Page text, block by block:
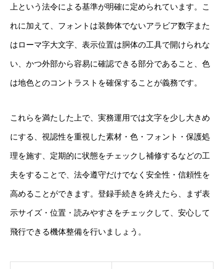
上という法令による基準が明確に定められています。こ
れに加えて、フォントは装飾体でないアラビア数字また
はローマ字大文字、表示位置は胴体の工具で開けられな
い、かつ外部から容易に確認できる部分であること、色
は地色とのコントラストを確保することが義務です。
これらを満たした上で、実務運用では文字を少し大きめ
にする、視認性を重視した素材・色・フォント・保護処
理を施す、定期的に状態をチェックし補修するなどの工
夫をすることで、法令遵守だけでなく安全性・信頼性を
高めることができます。登録手続きを終えたら、まず表
示サイズ・位置・読みやすさをチェックして、安心して
飛行できる機体整備を行いましょう。